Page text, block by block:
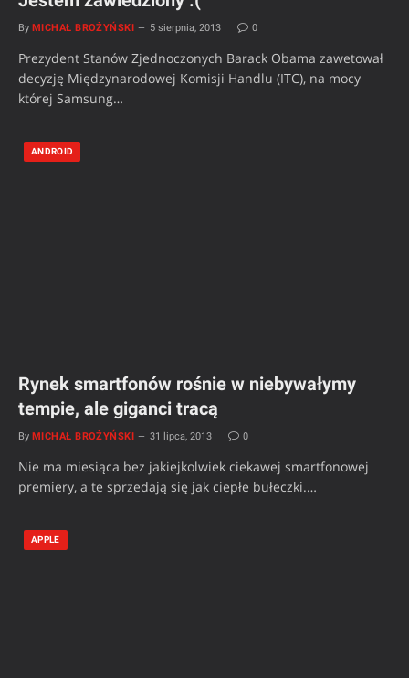
By MICHAŁ BROŻYŃSKI 5 sierpnia, 2013 0
Prezydent Stanów Zjednoczonych Barack Obama zawetował
decyzję Międzynarodowej Komisji Handlu (ITC), na mocy
której Samsung…
ANDROID
Rynek smartfonów rośnie w niebywałymy
tempie, ale giganci tracą
By MICHAŁ BROŻYŃSKI 31 lipca, 2013 0
Nie ma miesiąca bez jakiejkolwiek ciekawej smartfonowej
premiery, a te sprzedają się jak ciepłe bułeczki.…
APPLE